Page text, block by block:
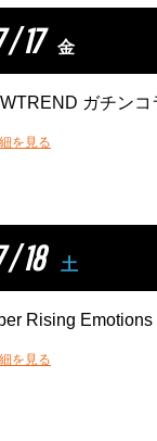
/ 17 金
ガチンコ
を見る
/ 18 土
Rising Emotions
を見る